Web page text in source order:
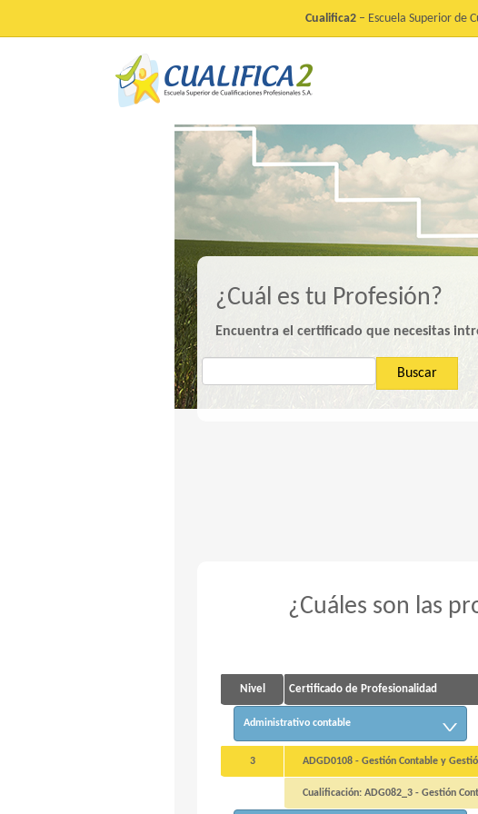
Cualifica2 – Escuela Superior de
¿Cuál es tu Profesión?
Encuentra el certificado que necesitas
Buscar
¿Cuáles son las
Nivel Certificado de Profesionalidad
Administrativo contable
3 ADGD0108 - Gestión Contable y
Cualificación: ADG082_3 - Gestión